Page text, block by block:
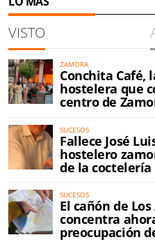
VISTO
ZAMORA
Conchita Café,
hostelera que
centro de
SUCESOS
Fallece José
hostelero
de la coctelería
SUCESOS
El cañón de
concentra
preocupación